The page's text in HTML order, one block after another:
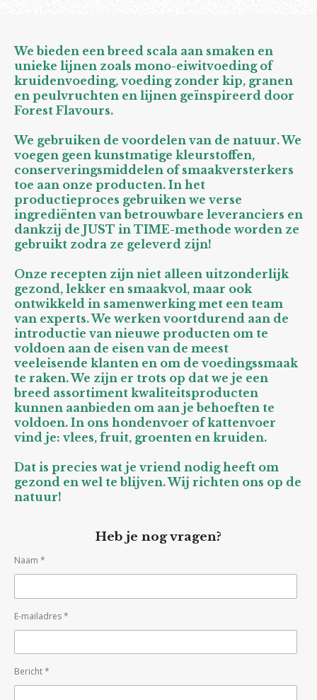
We bieden een breed scala aan smaken en
unieke lijnen zoals mono-eiwitvoeding of
kruidenvoeding, voeding zonder kip, granen
en peulvruchten en lijnen geïnspireerd door
Forest Flavours.
We gebruiken de voordelen van de natuur. We
voegen geen kunstmatige kleurstoffen,
conserveringsmiddelen of smaakversterkers
toe aan onze producten. In het
productieproces gebruiken we verse
ingrediënten van betrouwbare leveranciers en
dankzij de JUST in TIME-methode worden ze
gebruikt zodra ze geleverd zijn!
Onze recepten zijn niet alleen uitzonderlijk
gezond, lekker en smaakvol, maar ook
ontwikkeld in samenwerking met een team
van experts. We werken voortdurend aan de
introductie van nieuwe producten om te
voldoen aan de eisen van de meest
veeleisende klanten en om de voedingssmaak
te raken. We zijn er trots op dat we je een
breed assortiment kwaliteitsproducten
kunnen aanbieden om aan je behoeften te
voldoen. In ons hondenvoer of kattenvoer
vind je: vlees, fruit, groenten en kruiden.
Dat is precies wat je vriend nodig heeft om
gezond en wel te blijven. Wij richten ons op de
natuur!
Heb je nog vragen?
Naam *
E-mailadres *
Bericht *